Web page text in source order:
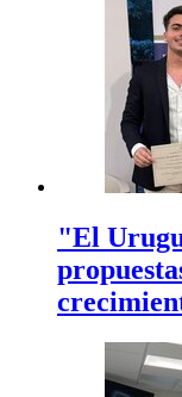
"El